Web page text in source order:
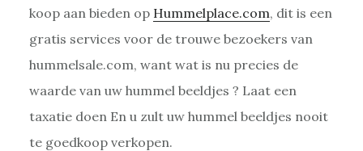
koop aan bieden op Hummelplace.com, dit is een
gratis services voor de trouwe bezoekers van
hummelsale.com, want wat is nu precies de
waarde van uw hummel beeldjes ? Laat een
taxatie doen En u zult uw hummel beeldjes nooit
te goedkoop verkopen.